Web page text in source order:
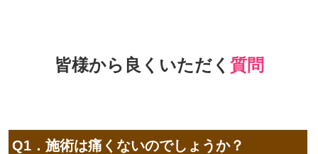
皆様から良くいただく 質問
Q1．施術は痛くないのでしょうか？